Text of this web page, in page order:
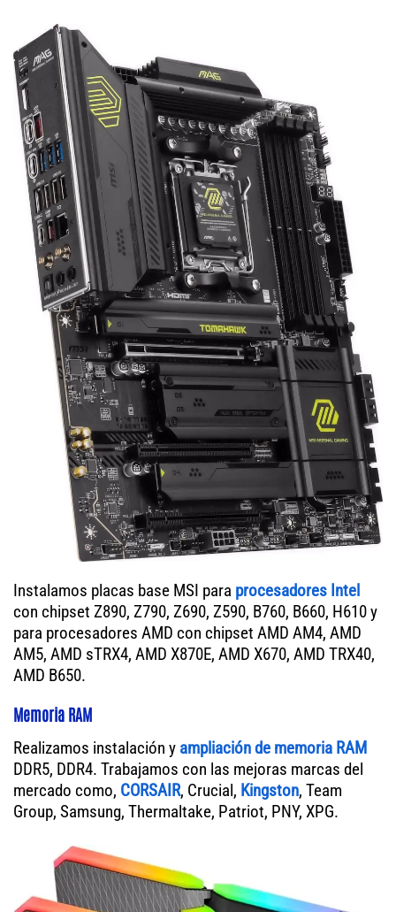
Instalamos placas base MSI para procesadores Intel
con chipset Z890, Z790, Z690, Z590, B760, B660, H610 y
para procesadores AMD con chipset AMD AM4, AMD
AM5, AMD sTRX4, AMD X870E, AMD X670, AMD TRX40,
AMD B650.
Memoria RAM
Realizamos instalación y ampliación de memoria RAM
DDR5, DDR4. Trabajamos con las mejoras marcas del
mercado como, CORSAIR, Crucial, Kingston, Team
Group, Samsung, Thermaltake, Patriot, PNY, XPG.